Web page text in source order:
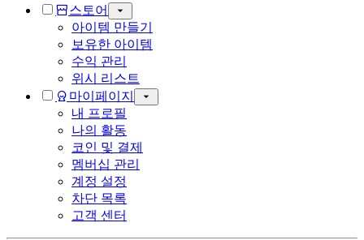
스토어
아이템 만들기
보유한 아이템
수익 관리
위시 리스트
마이페이지
내 프로필
나의 활동
코인 및 결제
멤버십 관리
계정 설정
차단 목록
고객 센터